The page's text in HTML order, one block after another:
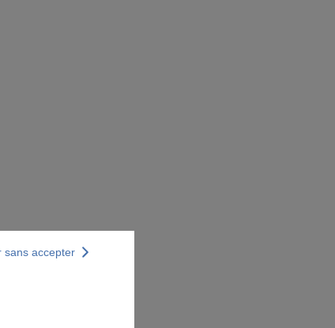
sans accepter